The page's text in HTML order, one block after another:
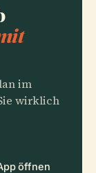
im
wirklich
öffnen